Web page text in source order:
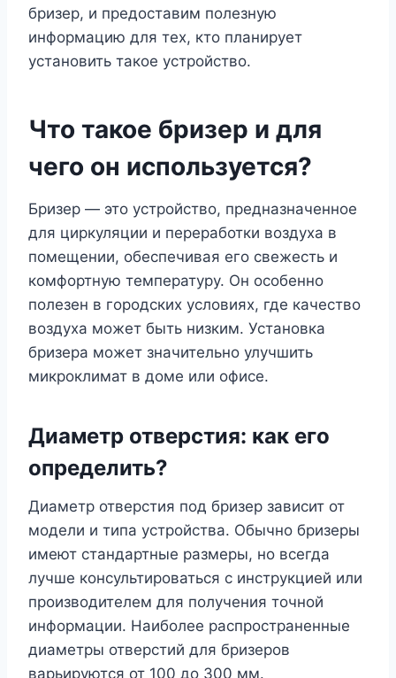
бризер, и предоставим полезную
информацию для тех, кто планирует
установить такое устройство.
Что такое бризер и для
чего он используется?
Бризер ― это устройство, предназначенное
для циркуляции и переработки воздуха в
помещении, обеспечивая его свежесть и
комфортную температуру. Он особенно
полезен в городских условиях, где качество
воздуха может быть низким. Установка
бризера может значительно улучшить
микроклимат в доме или офисе.
Диаметр отверстия: как его
определить?
Диаметр отверстия под бризер зависит от
модели и типа устройства. Обычно бризеры
имеют стандартные размеры, но всегда
лучше консультироваться с инструкцией или
производителем для получения точной
информации. Наиболее распространенные
диаметры отверстий для бризеров
варьируются от 100 до 300 мм.